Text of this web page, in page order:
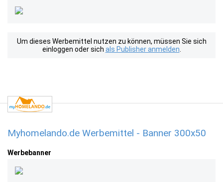
Um dieses Werbemittel nutzen zu können, müssen Sie sich
einloggen oder sich als Publisher anmelden
Myhomelando.de Werbemittel - Banner 300x50
Werbebanner